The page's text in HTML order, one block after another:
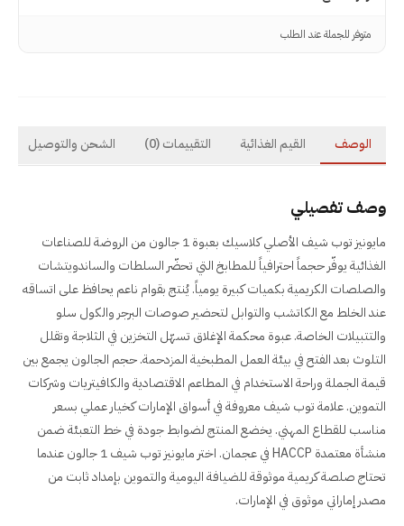
متوفر للجملة عند الطلب
الوصف القيم الغذائية التقييمات(0) الشحن والتوصيل
وصف تفصيلي
مايونيز توب شيف الأصلي كلاسيك بعبوة 1 جالون من الروضة للصناعات
الغذائية يوفّر حجماً احترافياً للمطابخ التي تحضّر السلطات والساندويتشات
والصلصات الكريمية بكميات كبيرة يومياً. يُنتج بقوام ناعم يحافظ على اتساقه
عند الخلط مع الكاتشب والتوابل لتحضير صوصات البرجر والكول سلو
والتتبيلات الخاصة. عبوة محكمة الإغلاق تسهّل التخزين في الثلاجة وتقلل
التلوث بعد الفتح في بيئة العمل المطبخية المزدحمة. حجم الجالون يجمع بين
قيمة الجملة وراحة الاستخدام في المطاعم الاقتصادية والكافيتريات وشركات
التموين. علامة توب شيف معروفة في أسواق الإمارات كخيار عملي بسعر
مناسب للقطاع المهني. يخضع المنتج لضوابط جودة في خط التعبئة ضمن
منشأة معتمدة HACCP في عجمان. اختر مايونيز توب شيف 1 جالون عندما
تحتاج صلصة كريمية موثوقة للضيافة اليومية والتموين بإمداد ثابت من
مصدر إماراتي موثوق في الإمارات.